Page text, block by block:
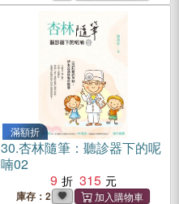
滿額折
30.杏林隨筆：聽診器下的呢
喃02
9
315
庫存：2